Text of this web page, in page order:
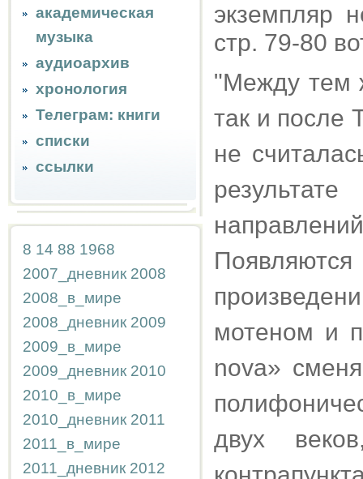
академическая
музыка
аудиоархив
хронология
Телеграм: книги
списки
ссылки
8 14 88 1968
2007_дневник 2008
2008_в_мире
2008_дневник 2009
2009_в_мире
2009_дневник 2010
2010_в_мире
2010_дневник 2011
2011_в_мире
2011_дневник 2012
экземпляр
стр. 79-80
"Между тем
так и после
не
мотеном и
nova»
двух